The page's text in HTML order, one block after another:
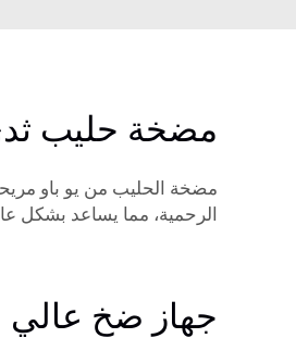
مضخة حليب
مضخة الحليب من يو باو
الرحمية، مما يساعد بشكل
جهاز ضخ عالي